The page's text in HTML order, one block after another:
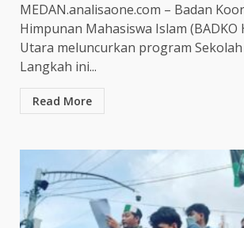
MEDAN.analisaone.com – Badan
Himpunan Mahasiswa Islam (BADKO
Utara meluncurkan program
Langkah ini...
Read More